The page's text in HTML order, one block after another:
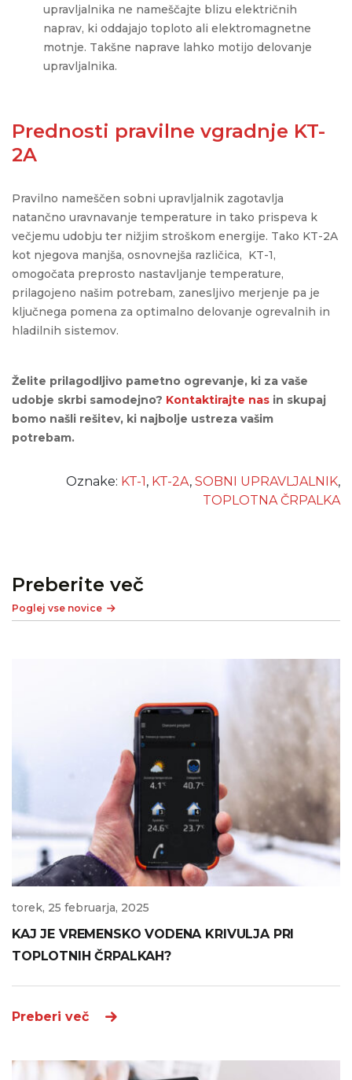
upravljalnika ne nameščajte blizu električnih
naprav, ki oddajajo toploto ali elektromagnetne
motnje. Takšne naprave lahko motijo delovanje
upravljalnika.
Prednosti pravilne vgradnje KT-
2A
Pravilno nameščen sobni upravljalnik zagotavlja
natančno uravnavanje temperature in tako prispeva k
večjemu udobju ter nižjim stroškom energije. Tako KT-2A
kot njegova manjša, osnovnejša različica, KT-1,
omogočata preprosto nastavljanje temperature,
prilagojeno našim potrebam, zanesljivo merjenje pa je
ključnega pomena za optimalno delovanje ogrevalnih in
hladilnih sistemov.
Želite prilagodljivo pametno ogrevanje, ki za vaše
udobje skrbi samodejno? Kontaktirajte nas in skupaj
bomo našli rešitev, ki najbolje ustreza vašim
potrebam.
Oznake: KT-1, KT-2A, SOBNI UPRAVLJALNIK,
TOPLOTNA ČRPALKA
Preberite več
Poglej vse novice
torek, 25 februarja, 2025
KAJ JE VREMENSKO VODENA KRIVULJA PRI
TOPLOTNIH ČRPALKAH?
Preberi več